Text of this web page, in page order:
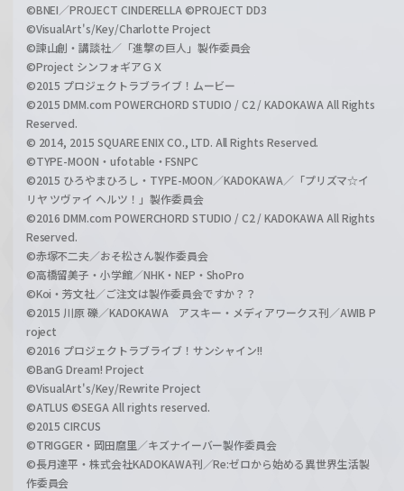
©BNEI／PROJECT CINDERELLA ©PROJECT DD3
©VisualArt's/Key/Charlotte Project
©諫山創・講談社／「進撃の巨人」製作委員会
©Project シンフォギアＧＸ
©2015 プロジェクトラブライブ！ムービー
©2015 DMM.com POWERCHORD STUDIO / C2 / KADOKAWA All Rights
Reserved.
© 2014, 2015 SQUARE ENIX CO., LTD. All Rights Reserved.
©TYPE-MOON・ufotable・FSNPC
©2015 ひろやまひろし・TYPE-MOON／KADOKAWA／「プリズマ☆イ
リヤ ツヴァイ ヘルツ！」製作委員会
©2016 DMM.com POWERCHORD STUDIO / C2 / KADOKAWA All Rights
Reserved.
©赤塚不二夫／おそ松さん製作委員会
©高橋留美子・小学館／NHK・NEP・ShoPro
©Koi・芳文社／ご注文は製作委員会ですか？？
©2015 川原 礫／KADOKAWA アスキー・メディアワークス刊／AWIB P
roject
©2016 プロジェクトラブライブ！サンシャイン!!
©BanG Dream! Project
©VisualArt's/Key/Rewrite Project
©ATLUS ©SEGA All rights reserved.
©2015 CIRCUS
©TRIGGER・岡田麿里／キズナイーバー製作委員会
©長月達平・株式会社KADOKAWA刊／Re:ゼロから始める異世界生活製
作委員会